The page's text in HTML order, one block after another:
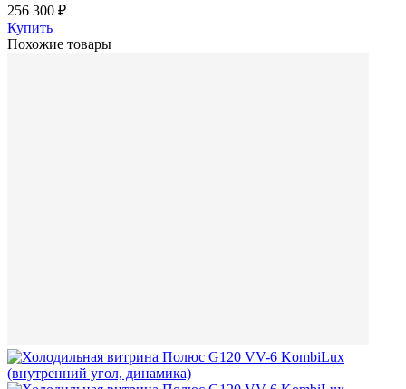
256 300 ₽
Купить
Похожие товары